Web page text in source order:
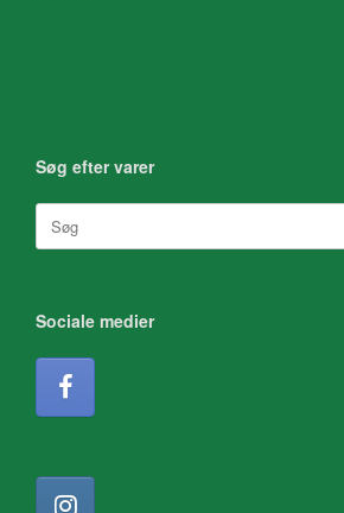
Søg efter varer
efter:
Sociale medier